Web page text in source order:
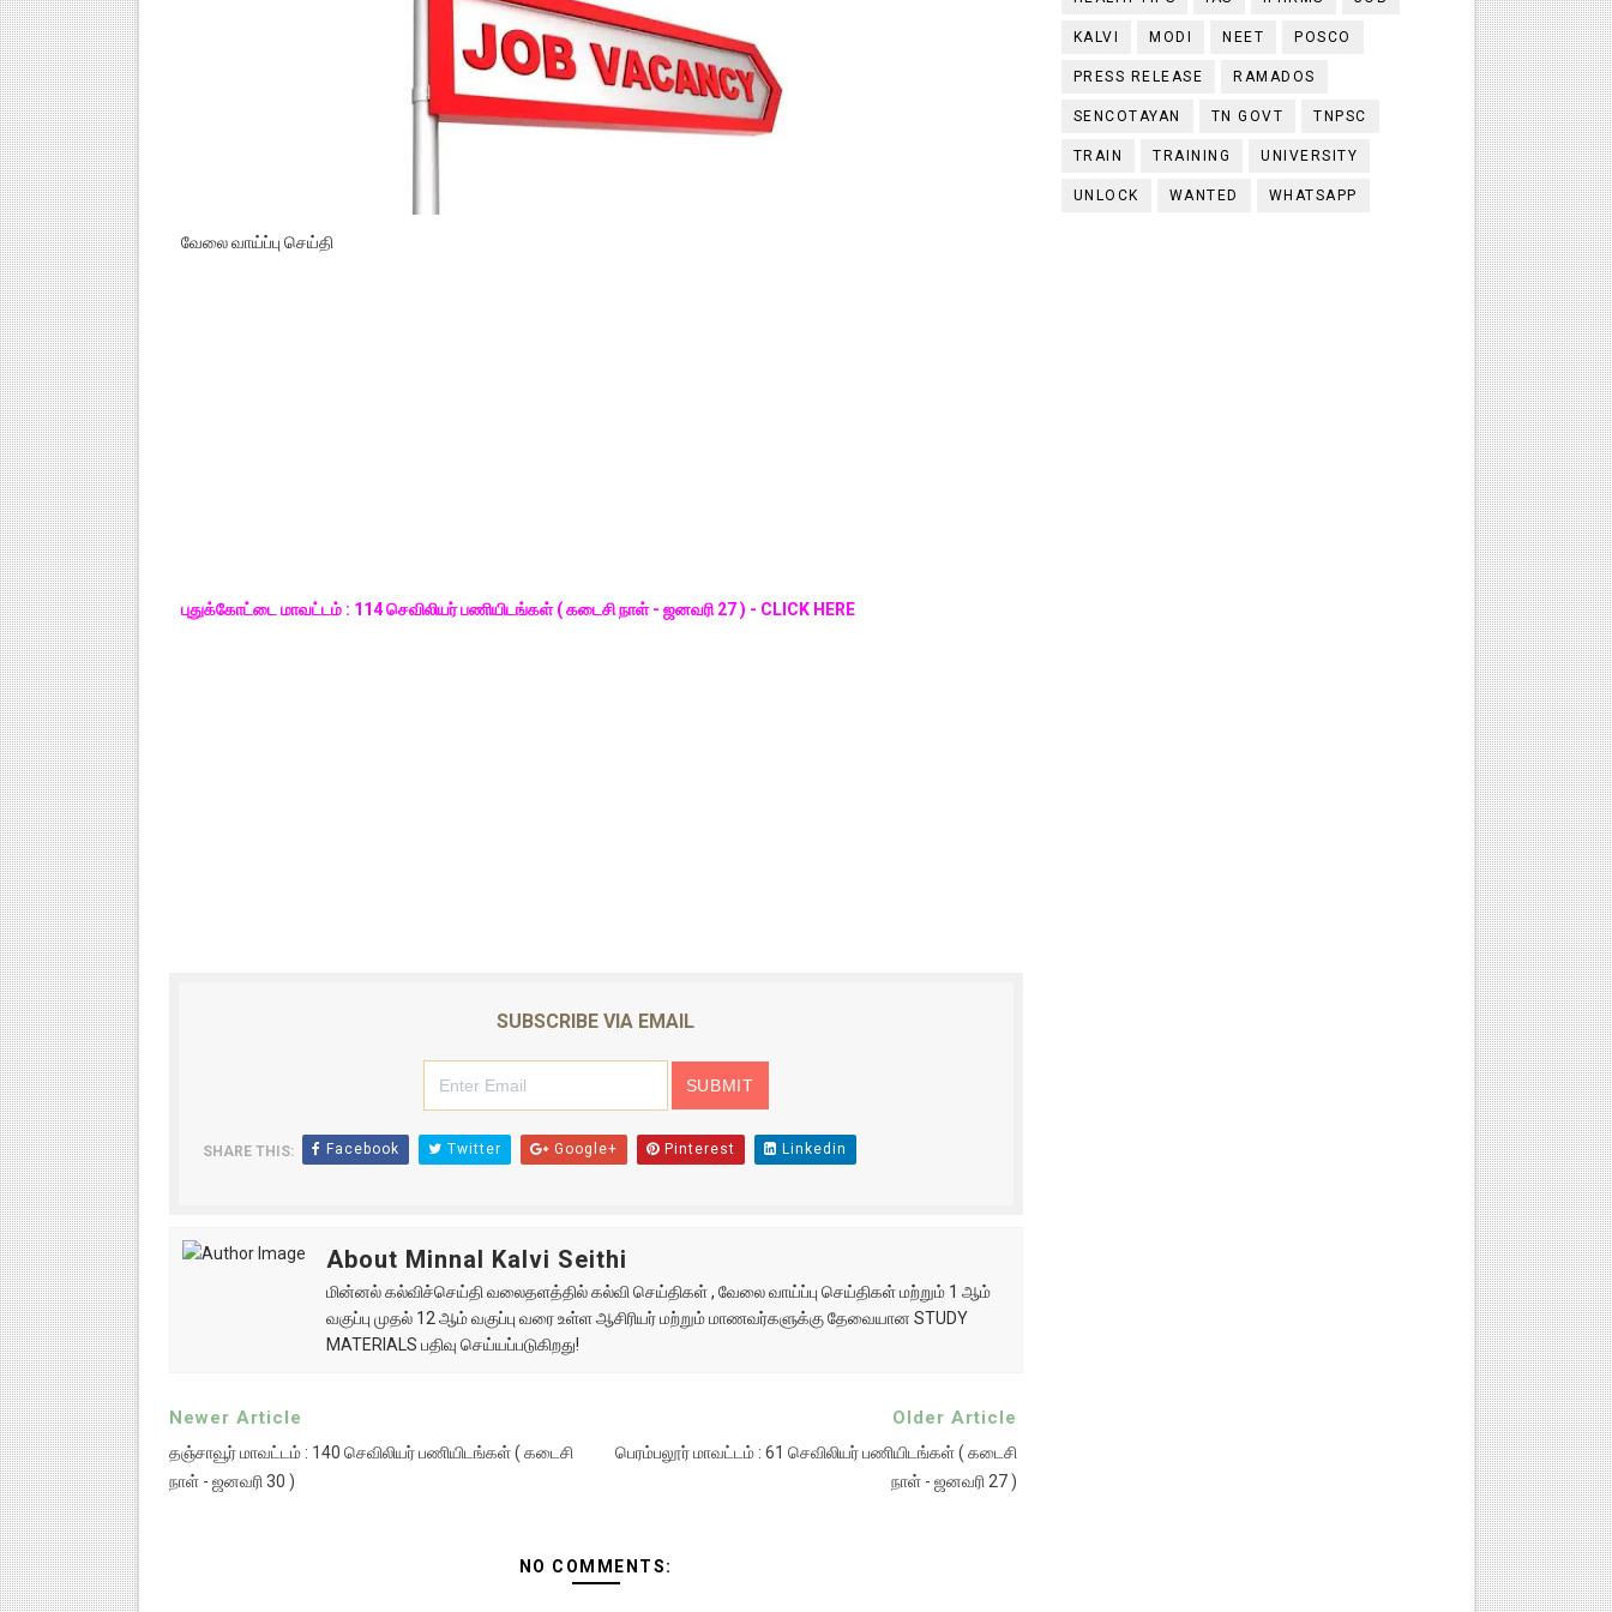
வேலை வாய்ப்பு செய்தி
புதுக்கோட்டை மாவட்டம் : 114 செவிலியர் பணியிடங்கள் ( கடைசி நாள் - ஜனவரி 27 ) - CLICK HERE
SUBSCRIBE VIA EMAIL
SHARE THIS: Facebook Twitter Google+ Pinterest Linkedin
About Minnal Kalvi Seithi
மின்னல் கல்விச்செய்தி வலைதளத்தில் கல்வி செய்திகள் , வேலை வாய்ப்பு செய்திகள் மற்றும் 1 ஆம்
வகுப்பு முதல் 12 ஆம் வகுப்பு வரை உள்ள ஆசிரியர் மற்றும் மாணவர்களுக்கு தேவையான STUDY
MATERIALS பதிவு செய்யப்படுகிறது!
Newer Article
தஞ்சாவூர் மாவட்டம் : 140 செவிலியர் பணியிடங்கள் ( கடைசி
நாள் - ஜனவரி 30 )
Older Article
பெரம்பலூர் மாவட்டம் : 61 செவிலியர் பணியிடங்கள் ( கடைசி
நாள் - ஜனவரி 27 )
NO COMMENTS:
KALVI MODI NEET POSCO
PRESS RELEASE RAMADOS
SENCOTAYAN TN GOVT TNPSC
TRAIN TRAINING UNIVERSITY
UNLOCK WANTED WHATSAPP